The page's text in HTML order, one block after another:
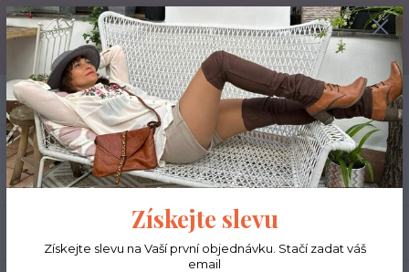
Prozkoumejte naše variabilní šaty Agape, var.svetřík Afrodite a
nové dlouhé bohyňské šaty Rhea! - od 1.8.2026 také k vyzkoušení v
designovém obchodě CVRK na Letné (Milady Horákové 815/42,
Praha-Letná).
Menu
CZK
+420 721 115 911
(Po-Pá, 10-16 hod.)
0ks
0 Kč
Získejte slevu
Získejte slevu na Vaší první objednávku. Stačí zadat váš
email